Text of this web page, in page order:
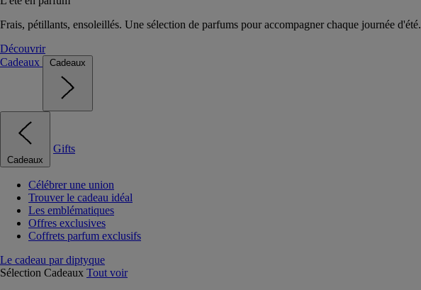
Frais, pétillants, ensoleillés. Une sélection de parfums pour accompagner chaque journée d'été.
Découvrir
Cadeaux
Cadeaux
Cadeaux
Gifts
Célébrer une union
Trouver le cadeau idéal
Les emblématiques
Offres exclusives
Coffrets parfum exclusifs
Le cadeau par diptyque
Sélection Cadeaux Tout voir